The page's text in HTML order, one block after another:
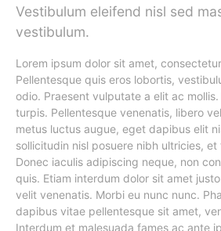
Vestibulum eleifend nisl sed
vestibulum.
Lorem ipsum dolor sit amet,
Pellentesque quis eros lobortis,
odio. Praesent vulputate a elit ac
turpis. Pellentesque venenatis, libero
metus luctus augue, eget dapibus elit
sollicitudin nisl posuere nibh ultricies,
Donec iaculis adipiscing neque, non
quis. Etiam interdum dolor sit amet
velit venenatis. Morbi eu nunc nunc.
dapibus vitae pellentesque sit amet,
Interdum et malesuada fames ac ante